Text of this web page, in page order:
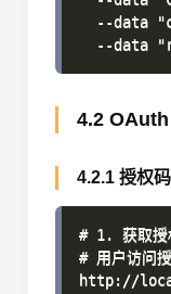
--data
4.2
4.2.1 授权
# 1. 获取授
# 用户访问授
http://